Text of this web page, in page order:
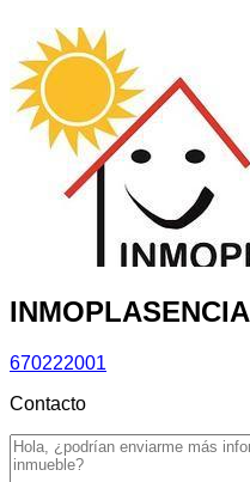
INMOPLASENCIA
670222001
Contacto